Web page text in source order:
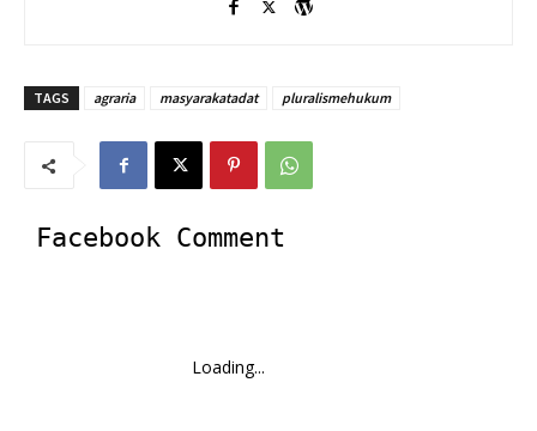
TAGS agraria masyarakatadat pluralismehukum
Facebook Comment
Loading...